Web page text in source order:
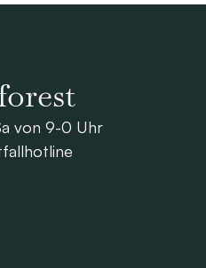
von 9-0 Uhr